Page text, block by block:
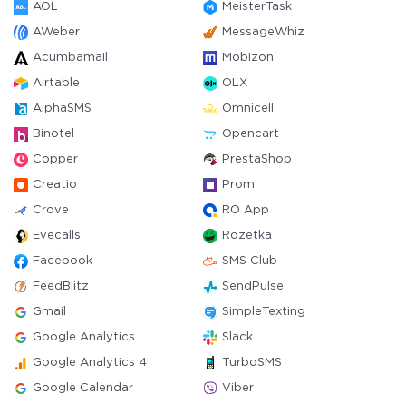
AOL MeisterTask
AWeber MessageWhiz
Acumbamail Mobizon
Airtable OLX
AlphaSMS Omnicell
Binotel Opencart
Copper PrestaShop
Creatio Prom
Crove RO App
Evecalls Rozetka
Facebook SMS Club
FeedBlitz SendPulse
Gmail SimpleTexting
Google Analytics Slack
Google Analytics 4 TurboSMS
Google Calendar Viber